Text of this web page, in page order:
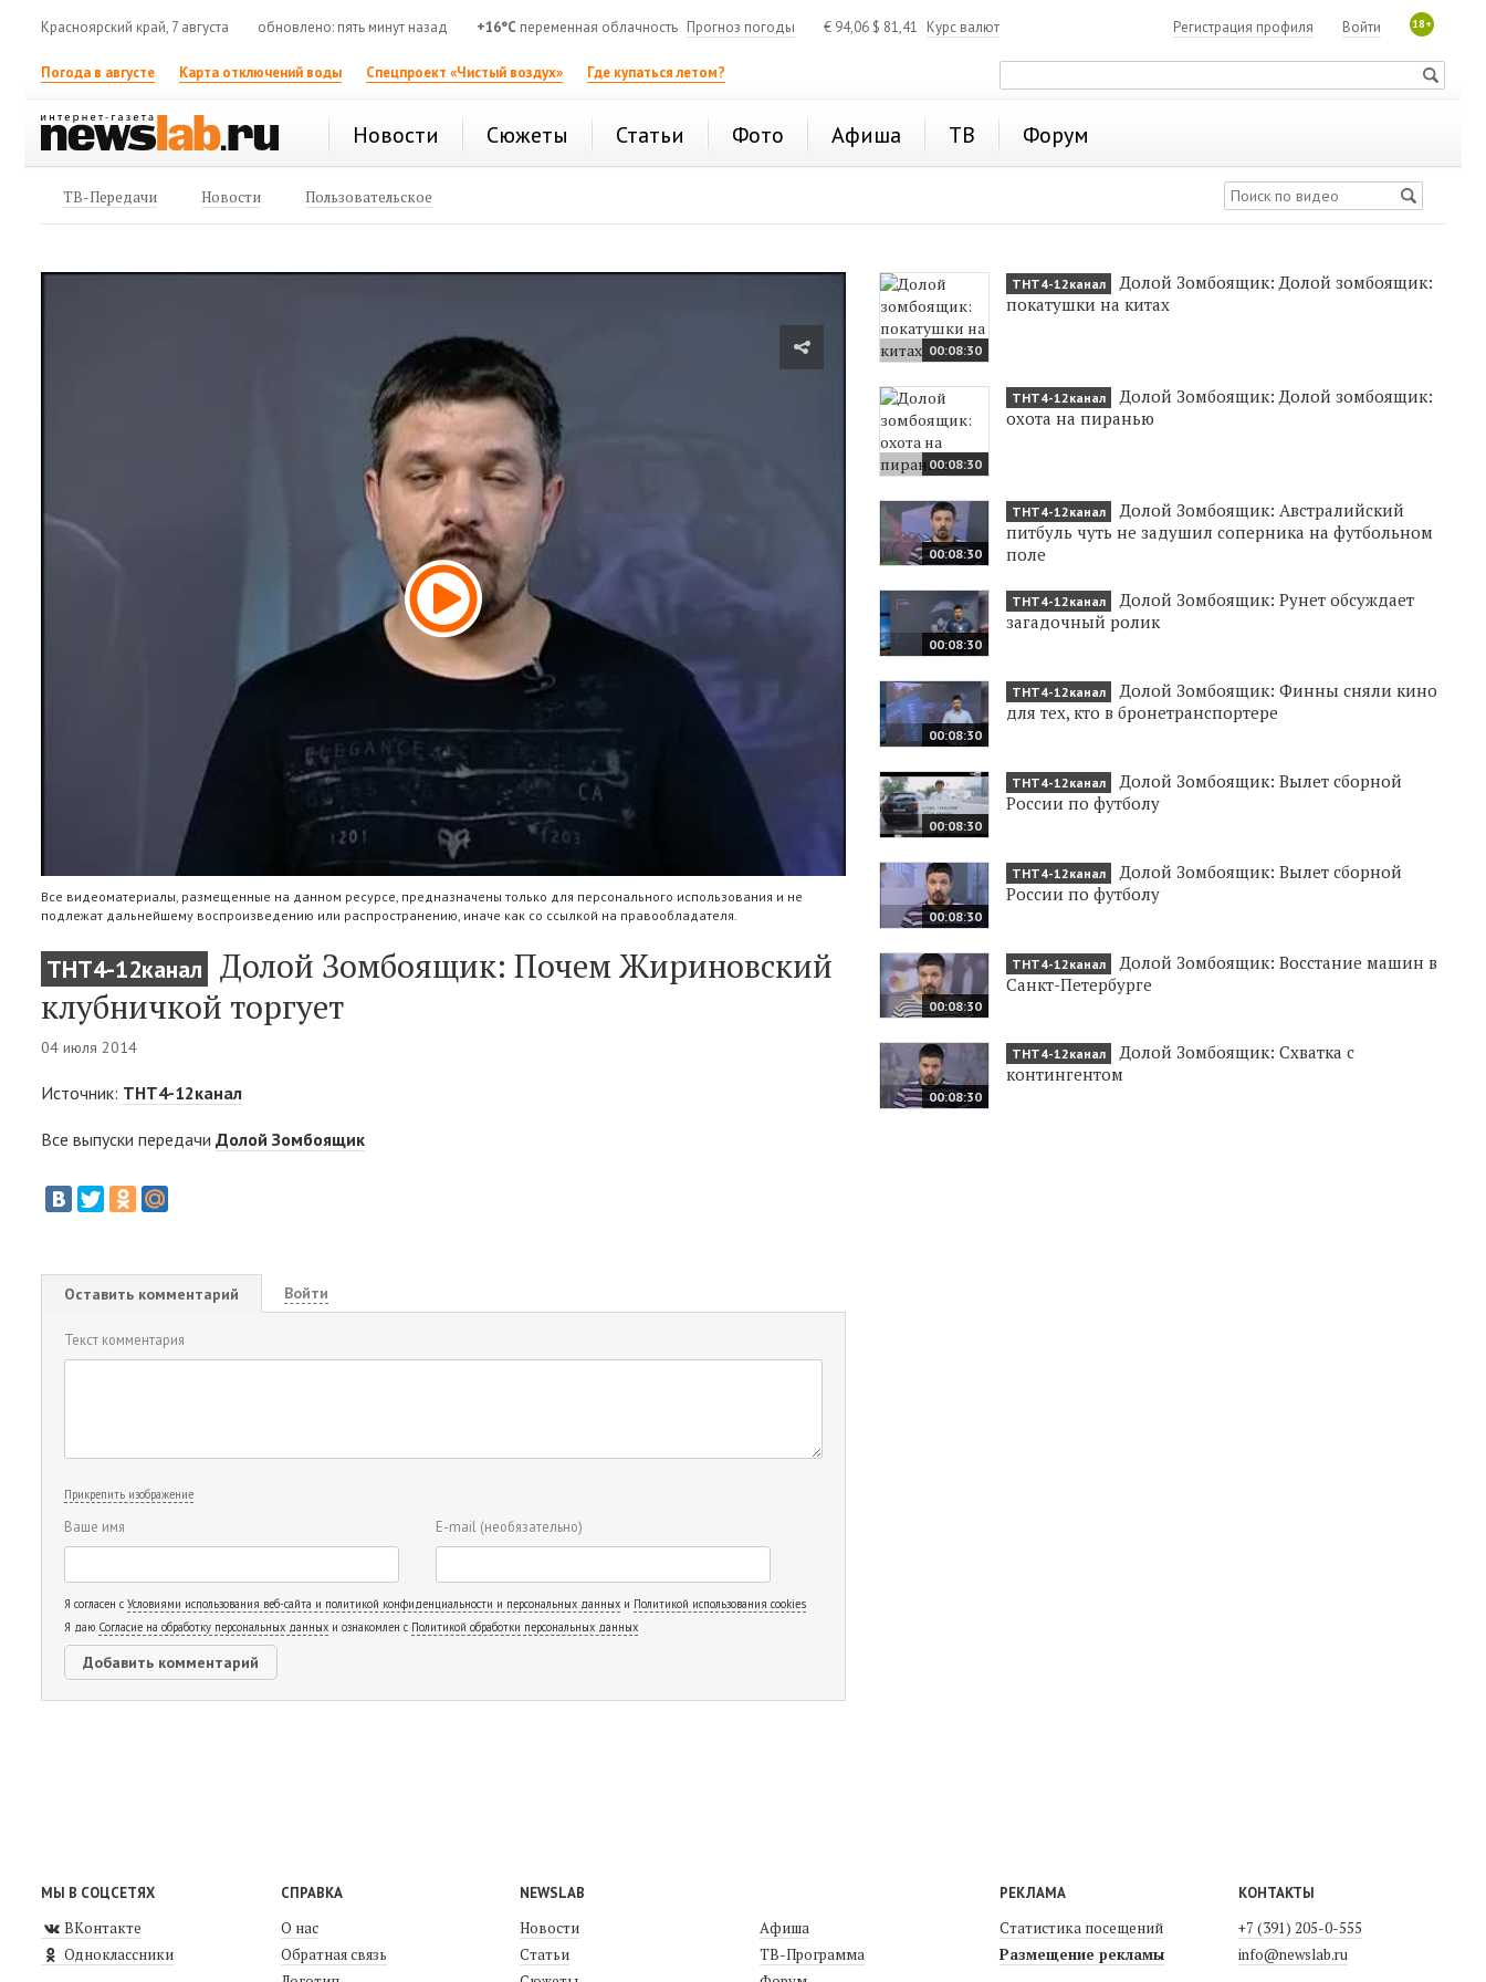
Красноярский край, 7 августа обновлено: пять минут назад +16°C переменная облачность Прогноз погоды € 94,06 $ 81,41 Курс валют 18+
Войти
Регистрация профиля
Погода в августе Карта отключений воды Спецпроект «Чистый воздух» Где купаться летом?
Новости Сюжеты Статьи Фото Афиша ТВ Форум
ТВ-Передачи Новости Пользовательское
Все видеоматериалы, размещенные на данном ресурсе, предназначены только для персонального использования и не
подлежат дальнейшему воспроизведению или распространению, иначе как со ссылкой на правообладателя.
ТНТ4-12канал
Долой Зомбоящик: Почем Жириновский
клубничкой торгует
04 июля 2014
Источник: ТНТ4-12канал
Все выпуски передачи Долой Зомбоящик
Оставить комментарий Войти
Текст комментария
Прикрепить изображение
Ваше имя E-mail (необязательно)
Я согласен с Условиями использования веб-сайта и политикой конфиденциальности и персональных данных и Политикой использования cookies
Я даю Согласие на обработку персональных данных и ознакомлен с Политикой обработки персональных данных
00:08:30
ТНТ4-12канал
Долой Зомбоящик: Долой зомбоящик:
покатушки на китах
00:08:30
ТНТ4-12канал
Долой Зомбоящик: Долой зомбоящик:
охота на пиранью
00:08:30
ТНТ4-12канал
Долой Зомбоящик: Австралийский
питбуль чуть не задушил соперника на футбольном
поле
00:08:30
ТНТ4-12канал
Долой Зомбоящик: Рунет обсуждает
загадочный ролик
00:08:30
ТНТ4-12канал
Долой Зомбоящик: Финны сняли кино
для тех, кто в бронетранспортере
00:08:30
ТНТ4-12канал
Долой Зомбоящик: Вылет сборной
России по футболу
00:08:30
ТНТ4-12канал
Долой Зомбоящик: Вылет сборной
России по футболу
00:08:30
ТНТ4-12канал
Долой Зомбоящик: Восстание машин в
Санкт-Петербурге
00:08:30
ТНТ4-12канал
Долой Зомбоящик: Схватка с
контингентом
МЫ В СОЦСЕТЯХ
ВКонтакте
Одноклассники
СПРАВКА
О нас
Обратная связь
NEWSLAB
Новости
Статьи
Афиша
ТВ-Программа
РЕКЛАМА
Статистика посещений
Размещение рекламы
КОНТАКТЫ
+7 (391) 205-0-555
info@newslab.ru